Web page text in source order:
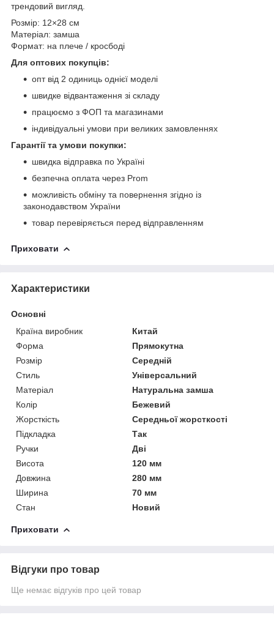
трендовий вигляд.
Розмір: 12×28 см
Матеріал: замша
Формат: на плече / кросбоді
Для оптових покупців:
опт від 2 одиниць однієї моделі
швидке відвантаження зі складу
працюємо з ФОП та магазинами
індивідуальні умови при великих замовленнях
Гарантії та умови покупки:
швидка відправка по Україні
безпечна оплата через Prom
можливість обміну та повернення згідно із
законодавством України
товар перевіряється перед відправленням
Приховати
Характеристики
Основні
Країна виробник
Китай
Форма
Прямокутна
Розмір
Середній
Стиль
Універсальний
Матеріал
Натуральна замша
Колір
Бежевий
Жорсткість
Середньої жорсткості
Підкладка
Так
Ручки
Дві
Висота
120 мм
Довжина
280 мм
Ширина
70 мм
Стан
Новий
Приховати
Відгуки про товар
Ще немає відгуків про цей товар